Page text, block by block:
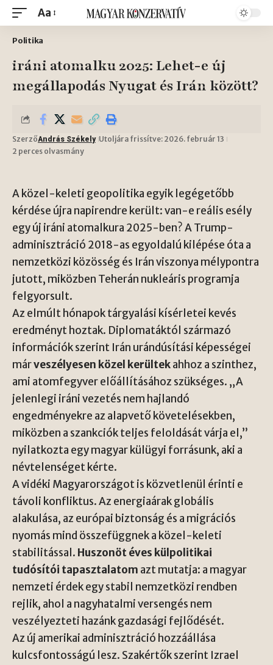
Aa
Politika
iráni atomalku 2025: Lehet-e új
megállapodás Nyugat és Irán között?
SzerzőAndrás Székely Utoljára frissítve: 2026. február 13
2 perces olvasmány
A közel-keleti geopolitika egyik legégetőbb
kérdése újra napirendre került: van-e reális esély
egy új iráni atomalkura 2025-ben? A Trump-
adminisztráció 2018-as egyoldalú kilépése óta a
nemzetközi közösség és Irán viszonya mélypontra
jutott, miközben Teherán nukleáris programja
felgyorsult.
Az elmúlt hónapok tárgyalási kísérletei kevés
eredményt hoztak. Diplomatáktól származó
információk szerint Irán urándúsítási képességei
márveszélyesen közel kerültekahhoz a szinthez,
ami atomfegyver előállításához szükséges. „A
jelenlegi iráni vezetés nem hajlandó
engedményekre az alapvető követelésekben,
miközben a szankciók teljes feloldását várja el,”
nyilatkozta egy magyar külügyi forrásunk, aki a
névtelenséget kérte.
A vidéki Magyarországot is közvetlenül érinti e
távoli konfliktus. Az energiaárak globális
alakulása, az európai biztonság és a migrációs
nyomás mind összefüggnek a közel-keleti
stabilitással. Huszonöt éves külpolitikai
tudósítói tapasztalatom azt mutatja: a magyar
nemzeti érdek egy stabil nemzetközi rendben
rejlik, ahol a nagyhatalmi versengés nem
veszélyezteti hazánk gazdasági fejlődését.
Az új amerikai adminisztráció hozzáállása
kulcsfontosságú lesz. Szakértők szerint Izrael